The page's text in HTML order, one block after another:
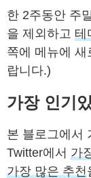
한 2주동안 주
을 제외하고 테
쪽에 메뉴에
랍니다.)
가장 인기
본 블로그에서
Twitter에서 가
가장 많은 추천